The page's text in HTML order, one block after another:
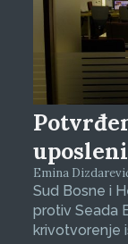
Emina
Sud Bosne i
protiv Seada
krivotvorenje